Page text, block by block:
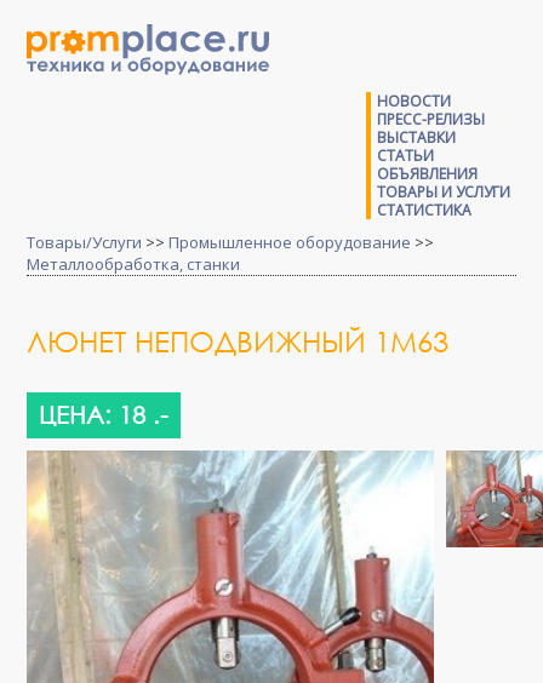
НОВОСТИ
ПРЕСС-РЕЛИЗЫ
ВЫСТАВКИ
СТАТЬИ
ОБЪЯВЛЕНИЯ
ТОВАРЫ И УСЛУГИ
СТАТИСТИКА
Товары/Услуги >> Промышленное оборудование >>
Металлообработка, станки
ЛЮНЕТ НЕПОДВИЖНЫЙ 1М63
ЦЕНА: 18 .-